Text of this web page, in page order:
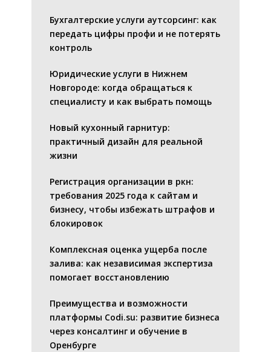
Бухгалтерские услуги аутсорсинг: как
передать цифры профи и не потерять
контроль
Юридические услуги в Нижнем
Новгороде: когда обращаться к
специалисту и как выбрать помощь
Новый кухонный гарнитур:
практичный дизайн для реальной
жизни
Регистрация организации в ркн:
требования 2025 года к сайтам и
бизнесу, чтобы избежать штрафов и
блокировок
Комплексная оценка ущерба после
залива: как независимая экспертиза
помогает восстановлению
Преимущества и возможности
платформы Codi.su: развитие бизнеса
через консалтинг и обучение в
Оренбурге